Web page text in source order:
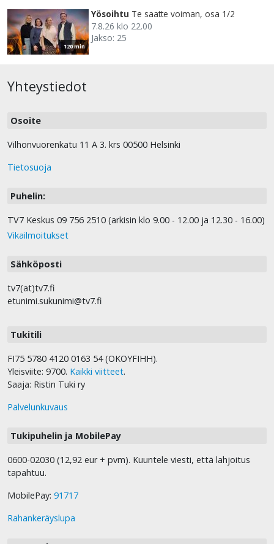
120 min
Yösoihtu Te saatte voiman, osa 1/2
7.8.26 klo 22.00
Jakso: 25
Yhteystiedot
Osoite
Vilhonvuorenkatu 11 A 3. krs 00500 Helsinki
Tietosuoja
Puhelin:
TV7 Keskus 09 756 2510 (arkisin klo 9.00 - 12.00 ja 12.30 - 16.00)
Vikailmoitukset
Sähköposti
tv7(at)tv7.fi
etunimi.sukunimi@tv7.fi
Tukitili
FI75 5780 4120 0163 54 (OKOYFIHH).
Yleisviite: 9700. Kaikki viitteet.
Saaja: Ristin Tuki ry
Palvelunkuvaus
Tukipuhelin ja MobilePay
0600-02030 (12,92 eur + pvm). Kuuntele viesti, että lahjoitus
tapahtuu.
MobilePay: 91717
Rahankeräyslupa